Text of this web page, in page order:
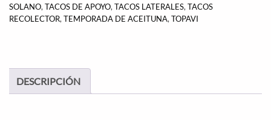
SOLANO, TACOS DE APOYO, TACOS LATERALES, TACOS
RECOLECTOR, TEMPORADA DE ACEITUNA, TOPAVI
DESCRIPCIÓN